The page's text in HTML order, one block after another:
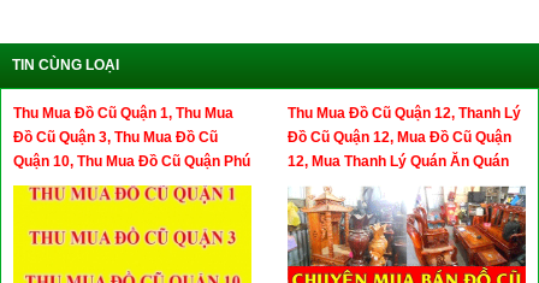
TIN CÙNG LOẠI
Thu Mua Đồ Cũ Quận 1, Thu Mua
Đồ Cũ Quận 3, Thu Mua Đồ Cũ
Quận 10, Thu Mua Đồ Cũ Quận Phú
Nhuận
Thu Mua Đồ Cũ Quận 12, Thanh Lý
Đồ Cũ Quận 12, Mua Đồ Cũ Quận
12, Mua Thanh Lý Quán Ăn Quán
Cafe